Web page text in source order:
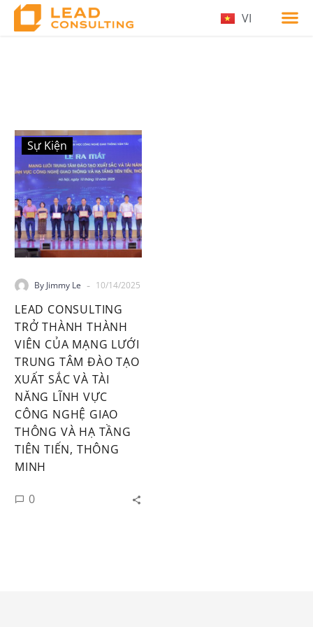
VI
Sự Kiện
By Jimmy Le - 10/14/2025
LEAD CONSULTING
TRỞ THÀNH THÀNH
VIÊN CỦA MẠNG LƯỚI
TRUNG TÂM ĐÀO TẠO
XUẤT SẮC VÀ TÀI
NĂNG LĨNH VỰC
CÔNG NGHỆ GIAO
THÔNG VÀ HẠ TẦNG
TIÊN TIẾN, THÔNG
MINH
0